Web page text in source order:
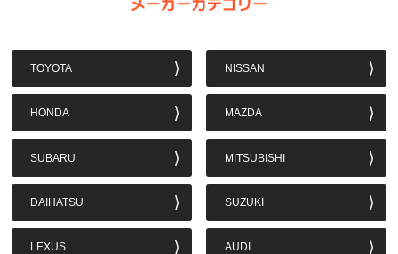
TOYOTA NISSAN
HONDA MAZDA
SUBARU MITSUBISHI
DAIHATSU SUZUKI
LEXUS AUDI